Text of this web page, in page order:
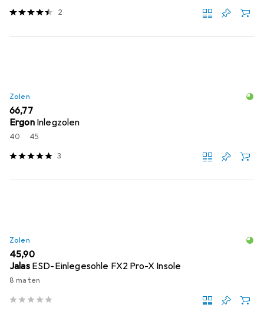
2
Zolen
EUR
66,77
Ergon Inlegzolen
40 45
3
Zolen
EUR
45,90
Jalas ESD-Einlegesohle FX2 Pro-X Insole
8 maten